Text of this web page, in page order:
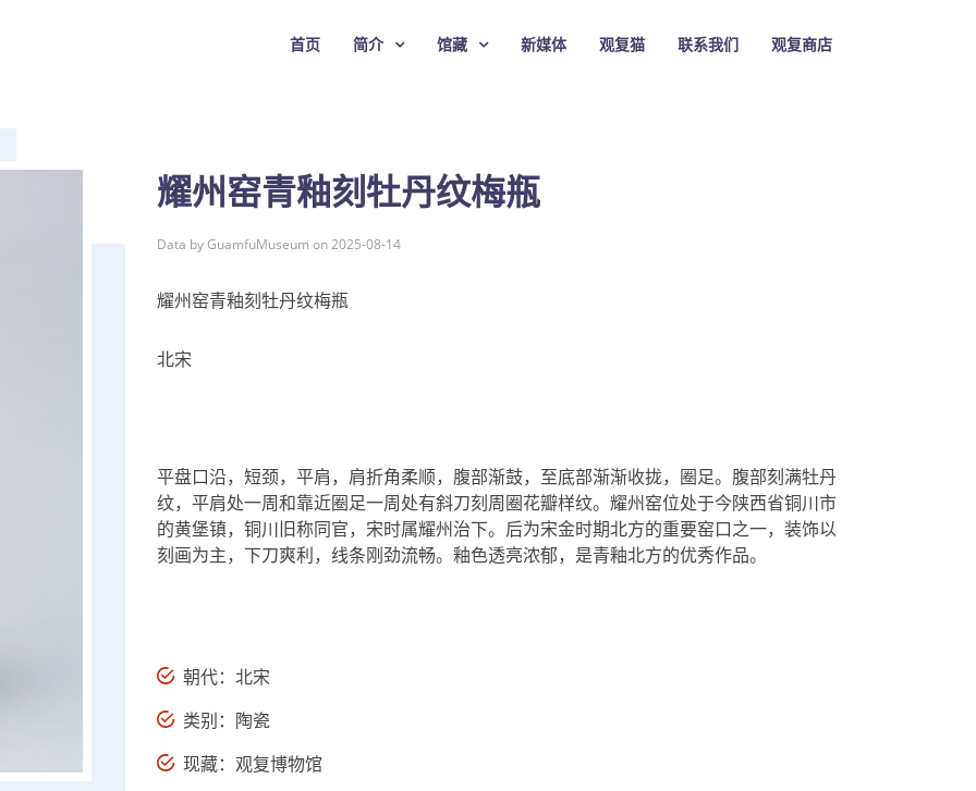
首页 简介 馆藏 新媒体 观复猫 联系我们 观复商店
耀州窑青釉刻牡丹纹梅瓶
Data by GuamfuMuseum on 2025-08-14
耀州窑青釉刻牡丹纹梅瓶
北宋
平盘口沿，短颈，平肩，肩折角柔顺，腹部渐鼓，至底部渐渐收拢，圈足。腹部刻满牡丹
纹，平肩处一周和靠近圈足一周处有斜刀刻周圈花瓣样纹。耀州窑位处于今陕西省铜川市
的黄堡镇，铜川旧称同官，宋时属耀州治下。后为宋金时期北方的重要窑口之一，装饰以
刻画为主，下刀爽利，线条刚劲流畅。釉色透亮浓郁，是青釉北方的优秀作品。
朝代：北宋
类别：陶瓷
现藏：观复博物馆